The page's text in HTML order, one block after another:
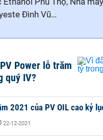
Đình Vũ…
Power lỗ trăm
quý IV?
2021 của PV OIL cao kỷ
22-12-2021